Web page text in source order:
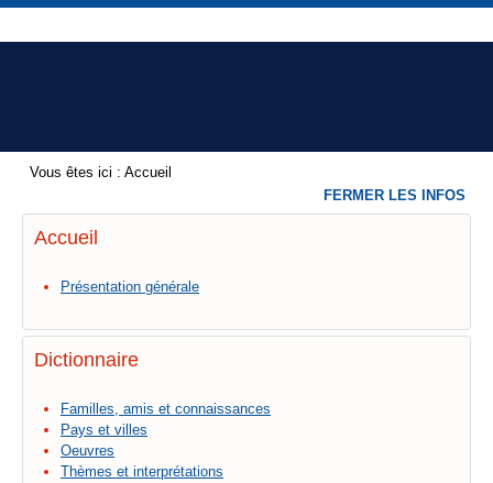
Vous êtes ici : Accueil
Accueil
Présentation générale
Dictionnaire
Familles, amis et connaissances
Pays et villes
Oeuvres
Thèmes et interprétations
FERMER LES INFOS